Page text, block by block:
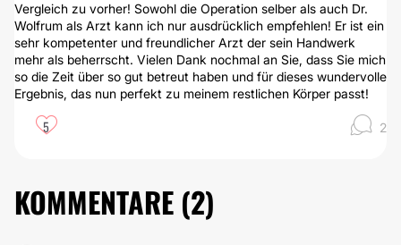
Vergleich zu vorher! Sowohl die Operation selber als auch Dr.
Wolfrum als Arzt kann ich nur ausdrücklich empfehlen! Er ist ein
sehr kompetenter und freundlicher Arzt der sein Handwerk
mehr als beherrscht. Vielen Dank nochmal an Sie, dass Sie mich
so die Zeit über so gut betreut haben und für dieses wundervolle
Ergebnis, das nun perfekt zu meinem restlichen Körper passt!
5 2
KOMMENTARE (2)